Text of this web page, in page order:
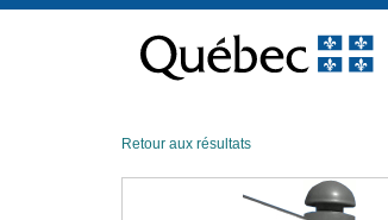
contenu
Retour aux résultats